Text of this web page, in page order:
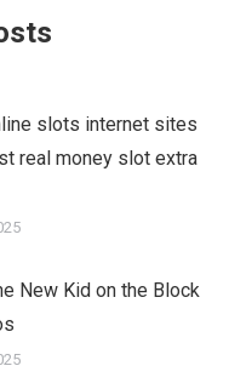
slots internet sites
real money slot extra
New Kid on the Block